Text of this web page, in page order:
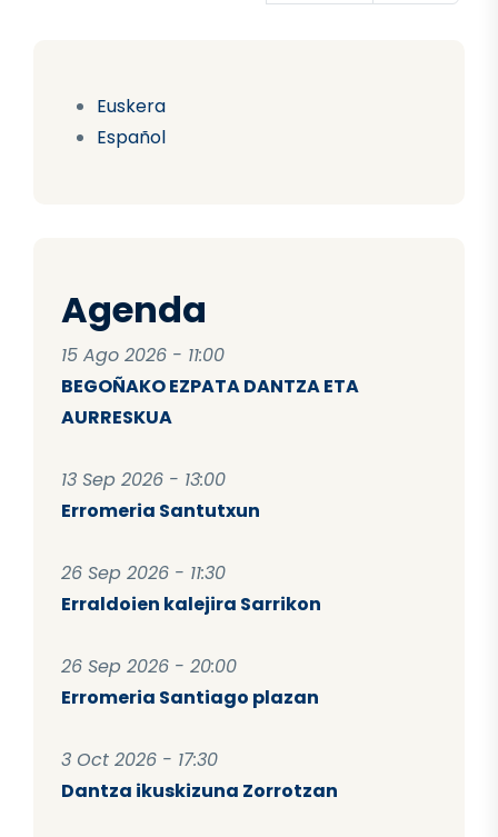
Euskera
Español
Agenda
15 Ago 2026 - 11:00
BEGOÑAKO EZPATA DANTZA ETA
AURRESKUA
13 Sep 2026 - 13:00
Erromeria Santutxun
26 Sep 2026 - 11:30
Erraldoien kalejira Sarrikon
26 Sep 2026 - 20:00
Erromeria Santiago plazan
3 Oct 2026 - 17:30
Dantza ikuskizuna Zorrotzan